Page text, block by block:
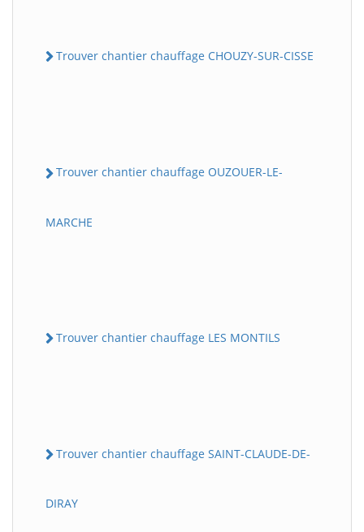
Trouver chantier chauffage CHOUZY-SUR-CISSE
Trouver chantier chauffage OUZOUER-LE-
MARCHE
Trouver chantier chauffage LES MONTILS
Trouver chantier chauffage SAINT-CLAUDE-DE-
DIRAY